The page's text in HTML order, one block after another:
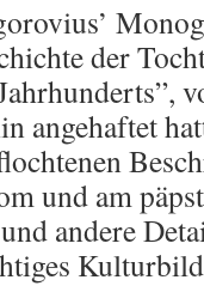
der
angehaftet
und am
andere